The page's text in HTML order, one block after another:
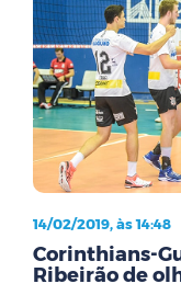
14/02/2019, às 14:48
Corinthians-
Ribeirão de